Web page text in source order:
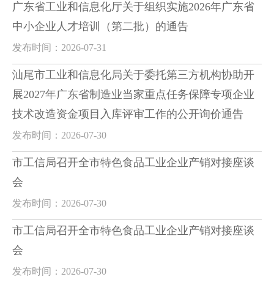
广东省工业和信息化厅关于组织实施2026年广东省
中小企业人才培训（第二批）的通告
发布时间：2026-07-31
汕尾市工业和信息化局关于委托第三方机构协助开
展2027年广东省制造业当家重点任务保障专项企业
技术改造资金项目入库评审工作的公开询价通告
发布时间：2026-07-30
市工信局召开全市特色食品工业企业产销对接座谈
会
发布时间：2026-07-30
市工信局召开全市特色食品工业企业产销对接座谈
会
发布时间：2026-07-30